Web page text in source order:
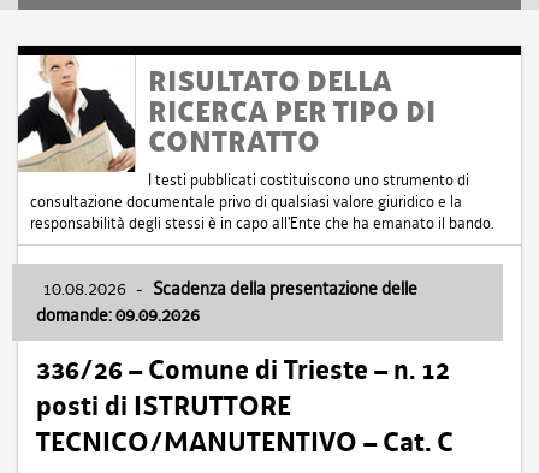
RISULTATO DELLA
RICERCA PER TIPO DI
CONTRATTO
I testi pubblicati costituiscono uno strumento di
consultazione documentale privo di qualsiasi valore giuridico e la
responsabilità degli stessi è in capo all'Ente che ha emanato il bando.
10.08.2026 - Scadenza della presentazione delle
domande: 09.09.2026
336/26 – Comune di Trieste – n. 12
posti di ISTRUTTORE
TECNICO/MANUTENTIVO – Cat. C